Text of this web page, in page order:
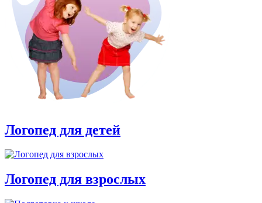
Логопед для детей
Логопед для взрослых